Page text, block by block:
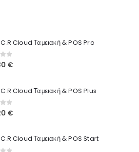
Cloud Ταμειακή & POS Pro
of 5
€
Cloud Ταμειακή & POS Plus
of 5
€
Cloud Ταμειακή & POS Start